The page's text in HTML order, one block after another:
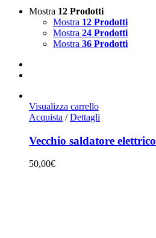
Mostra 12 Prodotti
Mostra 12 Prodotti
Mostra 24 Prodotti
Mostra 36 Prodotti
Visualizza carrello
Acquista / Dettagli
Vecchio saldatore elettrico
50,00€